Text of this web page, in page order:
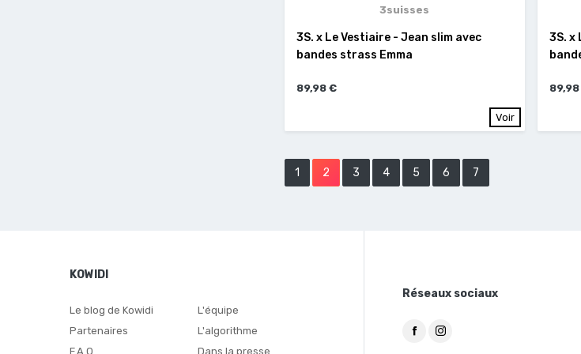
3suisses
3S. x Le Vestiaire - Jean slim avec
bandes strass Emma
89,98 €
Voir
3S. x
1 2 3 4 5 6 7
KOWIDI
Le blog de Kowidi
Partenaires
F.A.Q
L'équipe
L'algorithme
Dans la presse
Réseaux sociaux